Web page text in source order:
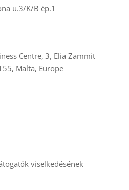
u.3/K/B ép.1
Centre, 3, Elia Zammit
Malta, Europe
viselkedésének